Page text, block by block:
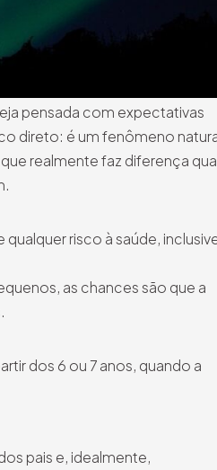
pensada com expectativas
direto: é um fenômeno
realmente faz diferença
risco à saúde,
as chances são que a
dos 6 ou 7 anos, quando a
pais e, idealmente,